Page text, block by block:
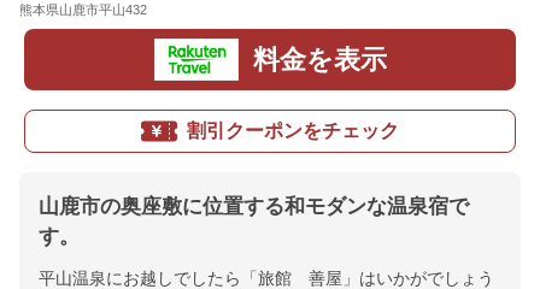
熊本県山鹿市平山432
料金を表示
割引クーポンをチェック
山鹿市の奥座敷に位置する和モダンな温泉宿で
す。
平山温泉にお越しでしたら「旅館 善屋」はいかがでしょう